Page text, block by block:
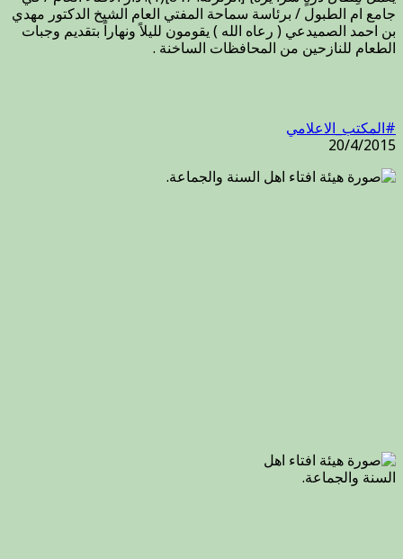
يقدم
وجبات
الطعام
جامع ام الطبول / برئاسة سماحة المفتي العام الشيخ الدكتور مهدي
بن احمد الصميدعي ( رعاه الله ) يقومون لليلاً ونهاراً بتقديم وجبات
الطعام للنازحين من المحافظات الساخنة .
‫#‏المكتب_الاعلامي‬
20/4/2015